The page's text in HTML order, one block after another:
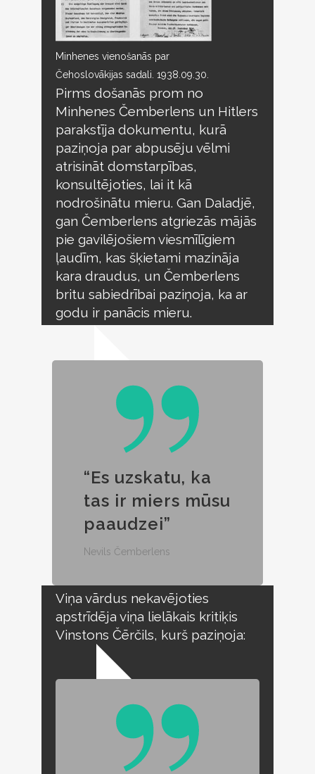
Minhenes vienošanās par
Čehoslovākijas sadali. 1938.09.30.
Pirms došanās prom no
Minhenes Čemberlens un Hitlers
parakstīja dokumentu, kurā
paziņoja par abpusēju vēlmi
atrisināt domstarpības,
konsultējoties, lai it kā
nodrošinātu mieru. Gan Daladjē,
gan Čemberlens atgriezās mājās
pie gavilējošiem viesmīlīgiem
ļaudīm, kas šķietami mazināja
kara draudus, un Čemberlens
britu sabiedrībai paziņoja, ka ar
godu ir panācis mieru.
“Es uzskatu, ka
tas ir miers mūsu
paaudzei”
Nevils Čemberlens
Viņa vārdus nekavējoties
apstrīdēja viņa lielākais kritiķis
Vinstons Čērčils, kurš paziņoja: